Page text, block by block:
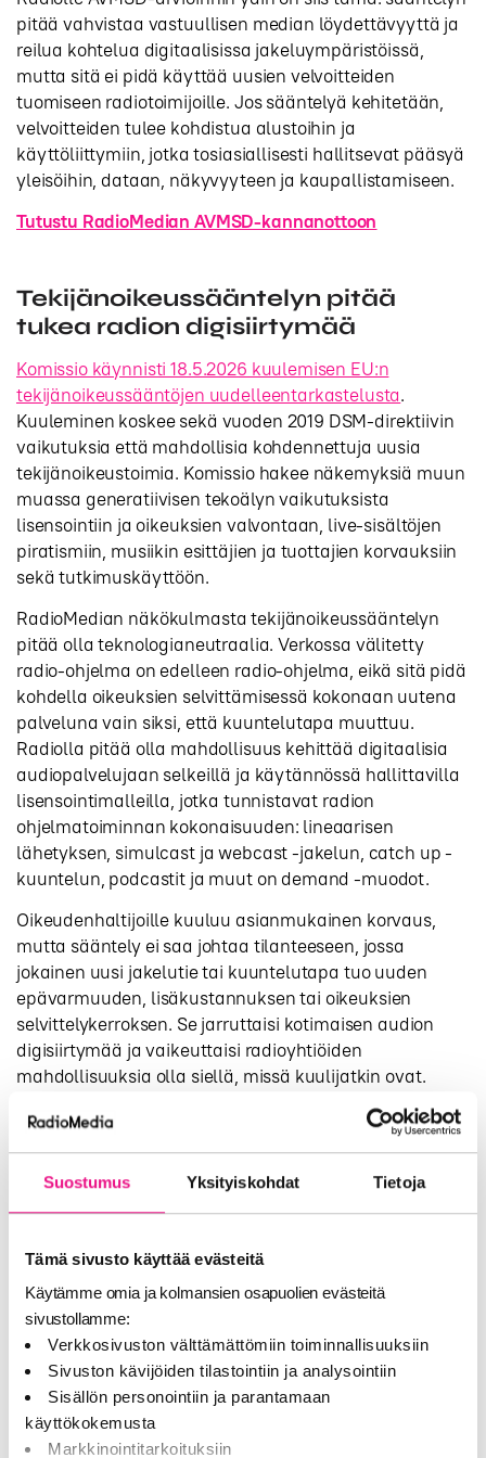
Suostumus Yksityiskohdat Tietoja
Tämä sivusto käyttää evästeitä
Käytämme omia ja kolmansien osapuolien evästeitä
sivustollamme:
Verkkosivuston välttämättömiin toiminnallisuuksiin
Sivuston kävijöiden tilastointiin ja analysointiin
Sisällön personointiin ja parantamaan
käyttökokemusta
Markkinointitarkoituksiin
pitää vahvistaa vastuullisen median löydettävyyttä ja
reilua kohtelua digitaalisissa jakeluympäristöissä,
mutta sitä ei pidä käyttää uusien velvoitteiden
tuomiseen radiotoimijoille. Jos sääntelyä kehitetään,
velvoitteiden tulee kohdistua alustoihin ja
käyttöliittymiin, jotka tosiasiallisesti hallitsevat pääsyä
yleisöihin, dataan, näkyvyyteen ja kaupallistamiseen.
Tutustu RadioMedian AVMSD-kannanottoon
Tekijänoikeussääntelyn pitää
tukea radion digisiirtymää
Komissio käynnisti 18.5.2026 kuulemisen EU:n
tekijänoikeussääntöjen uudelleentarkastelusta.
Kuuleminen koskee sekä vuoden 2019 DSM-direktiivin
vaikutuksia että mahdollisia kohdennettuja uusia
tekijänoikeustoimia. Komissio hakee näkemyksiä muun
muassa generatiivisen tekoälyn vaikutuksista
lisensointiin ja oikeuksien valvontaan, live-sisältöjen
piratismiin, musiikin esittäjien ja tuottajien korvauksiin
sekä tutkimuskäyttöön.
RadioMedian näkökulmasta tekijänoikeussääntelyn
pitää olla teknologianeutraalia. Verkossa välitetty
radio-ohjelma on edelleen radio-ohjelma, eikä sitä pidä
kohdella oikeuksien selvittämisessä kokonaan uutena
palveluna vain siksi, että kuuntelutapa muuttuu.
Radiolla pitää olla mahdollisuus kehittää digitaalisia
audiopalvelujaan selkeillä ja käytännössä hallittavilla
lisensointimalleilla, jotka tunnistavat radion
ohjelmatoiminnan kokonaisuuden: lineaarisen
lähetyksen, simulcast ja webcast -jakelun, catch up -
kuuntelun, podcastit ja muut on demand -muodot.
Oikeudenhaltijoille kuuluu asianmukainen korvaus,
mutta sääntely ei saa johtaa tilanteeseen, jossa
jokainen uusi jakelutie tai kuuntelutapa tuo uuden
epävarmuuden, lisäkustannuksen tai oikeuksien
selvittelykerroksen. Se jarruttaisi kotimaisen audion
digisiirtymää ja vaikeuttaisi radioyhtiöiden
mahdollisuuksia olla siellä, missä kuulijatkin ovat.
DSM-arvioinnissa on siksi tärkeää vahvistaa sekä
luovan työn arvoa että radion mahdollisuutta kehittää
palvelujaan muuttuvassa kuunteluympäristössä
Poliittisen mainonnan avoimuus ei
Poliittisen mainonnan läpinäkyvyyttä ja
kohdentamista koskevan EU-asetuksen
velvoitteet tulivat sovellettaviksi lokakuussa 2025.
Tavoite on kannatettava: kansalaisella pitää olla
mahdollisuus tietää, kuka pyrkii vaikuttamaan hänen
poliittisiin näkemyksiinsä, millä resursseilla ja millä
tavoin. Radiolle tämä tarkoittaa kuitenkin myös